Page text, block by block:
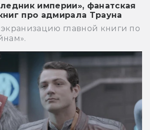
империи», фанатская
про адмирала Трауна
главной книги по